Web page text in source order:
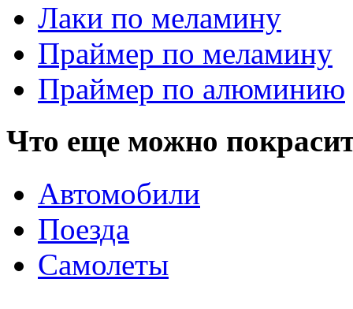
Лаки по меламину
Праймер по меламину
Праймер по алюминию
Что еще можно
Автомобили
Поезда
Самолеты